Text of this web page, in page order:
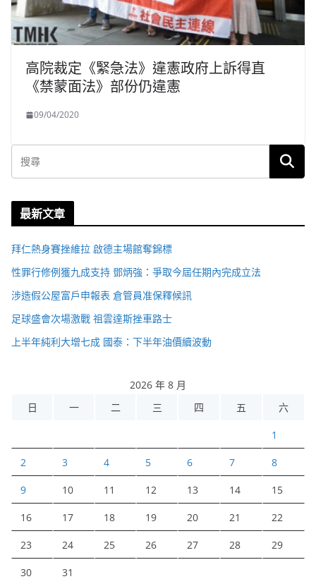
高院裁定《緊急法》違憲政府上訴得直
《禁蒙面法》部份仍違憲
09/04/2020
最新文章
拜仁熱身賽挫維拉 啟德主場館奪錦標
性罪行修例獲九成支持 鄧炳強：爭取今屆任期內完成立法
涉造假公屋富戶申報表 倉管員准保釋候訊
足球盛會次場激戰 祖雲達斯挫車路士
上半年純利大增七成 國泰：下半年油價續波動
2026 年 8 月
日
一 二 三 四 五 六
1
2 3 4 5 6 7 8
9 10 11 12 13 14 15
16 17 18 19 20 21 22
23 24 25 26 27 28 29
30 31